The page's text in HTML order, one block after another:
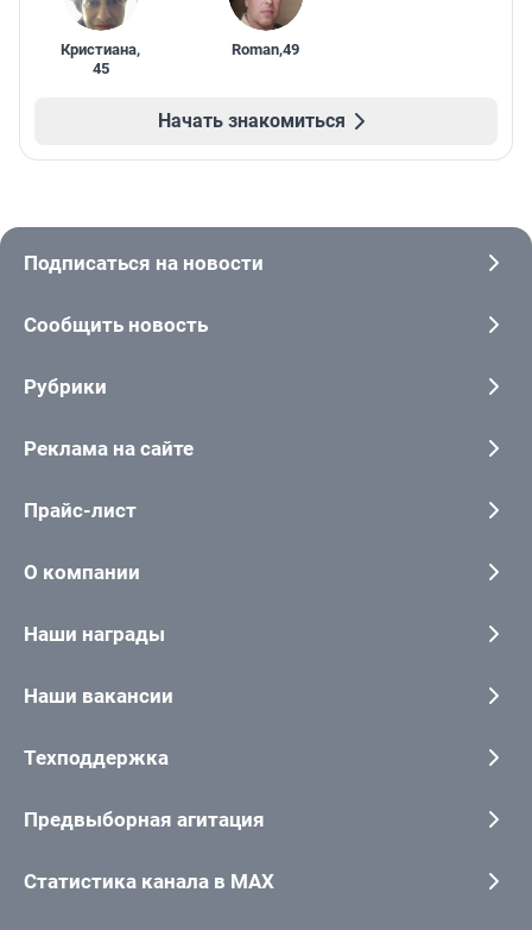
Кристиана,
45
Roman,49
Начать знакомиться
Подписаться на новости
Сообщить новость
Рубрики
Реклама на сайте
Прайс-лист
О компании
Наши награды
Наши вакансии
Техподдержка
Предвыборная агитация
Статистика канала в MAX